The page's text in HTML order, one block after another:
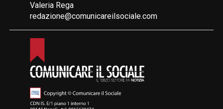
Valeria Rega
redazione@comunicareilsociale.com